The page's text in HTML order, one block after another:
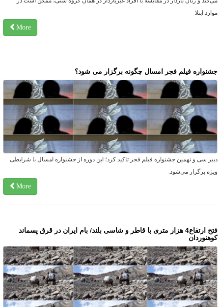
ابتلا
More
فیلم فجر امسال چگونه برگزار می شود؟
سی و نهمین جشنواره فیلم فجر تاکید کرد؛ ‌این دوره از جشنواره امسال با شرایطی
برگزار می‌شود.
More
فتح ارتفاع4 هزار متری با قاطر و شاسی بلند/ بام ایران در قرق پسماند